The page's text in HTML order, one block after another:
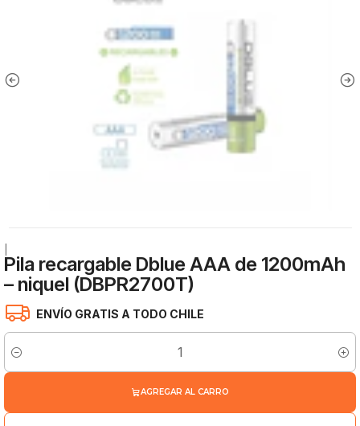
Pila recargable Dblue AAA de 1200mAh
– niquel (DBPR2700T)
ENVÍO GRATIS A TODO CHILE
Cantidad
AGREGAR AL CARRO